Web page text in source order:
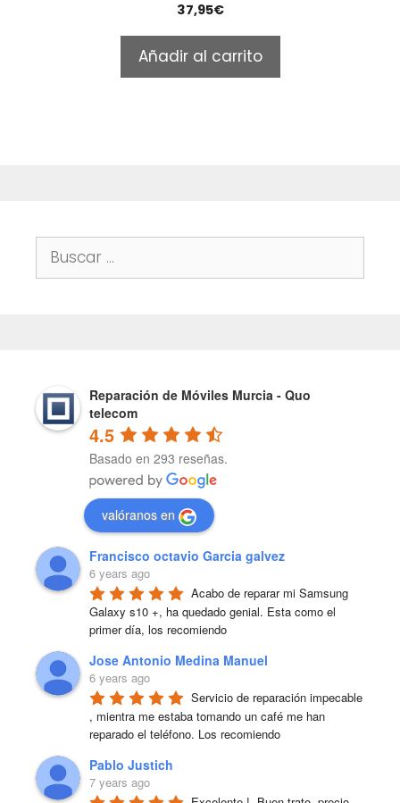
o
f
5
37,95€
Añadir al carrito
Buscar:
Reparación de Móviles Murcia - Quo
telecom
4.5
Basado en 293 reseñas.
valóranos en
Francisco octavio Garcia galvez
6 years ago
Acabo de reparar mi Samsung
Galaxy s10 +, ha quedado genial. Esta como el
primer día, los recomiendo
Jose Antonio Medina Manuel
6 years ago
Servicio de reparación impecable
, mientra me estaba tomando un café me han
reparado el teléfono. Los recomiendo
Pablo Justich
7 years ago